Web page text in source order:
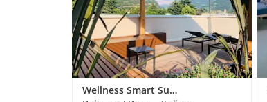
Wellness Smart Suites